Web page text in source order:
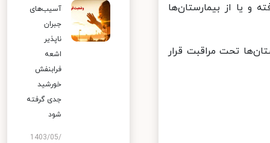
بهبود یافته و یا از بیمارستان‌ها
بیمارستان‌ها تحت مراقبت قرار
آسیب‌های
جبران
ناپذیر
اشعه
فرابنفش
خورشید
جدی گرفته
شود
1403/05/